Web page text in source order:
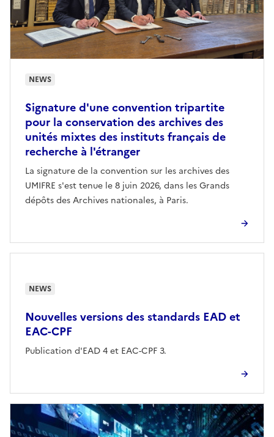
Signature d'une convention tripartite
pour la conservation des archives des
unités mixtes des instituts français de
recherche à l'étranger
La signature de la convention sur les archives des
UMIFRE s'est tenue le 8 juin 2026, dans les Grands
dépôts des Archives nationales, à Paris.
NEWS
Nouvelles versions des standards EAD et
EAC-CPF
Publication d'EAD 4 et EAC-CPF 3.
NEWS